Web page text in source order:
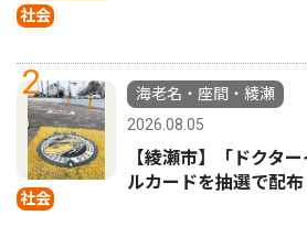
社会
2
社会
海老名・座間・綾瀬
2026.08.05
【綾瀬市】「ドクタ
ルカードを抽選で配布